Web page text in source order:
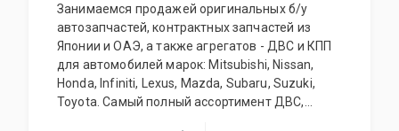
Занимаемся продажей оригинальных б/у
автозапчастей, контрактных запчастей из
Японии и ОАЭ, а также агрегатов - ДВС и КПП
для автомобилей марок: Mitsubishi, Nissan,
Honda, Infiniti, Lexus, Mazda, Subaru, Suzuki,
Toyota. Самый полный ассортимент ДВС,